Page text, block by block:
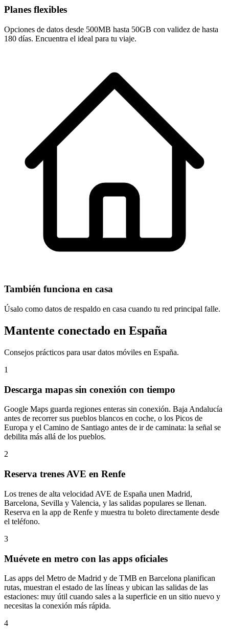
Planes flexibles
Opciones de datos desde 500MB hasta 50GB con validez de hasta
180 días. Encuentra el ideal para tu viaje.
También funciona en casa
Úsalo como datos de respaldo en casa cuando tu red principal falle.
Mantente conectado en España
Consejos prácticos para usar datos móviles en España.
1
Descarga mapas sin conexión con tiempo
Google Maps guarda regiones enteras sin conexión. Baja Andalucía
antes de recorrer sus pueblos blancos en coche, o los Picos de
Europa y el Camino de Santiago antes de ir de caminata: la señal se
debilita más allá de los pueblos.
2
Reserva trenes AVE en Renfe
Los trenes de alta velocidad AVE de España unen Madrid,
Barcelona, Sevilla y Valencia, y las salidas populares se llenan.
Reserva en la app de Renfe y muestra tu boleto directamente desde
el teléfono.
3
Muévete en metro con las apps oficiales
Las apps del Metro de Madrid y de TMB en Barcelona planifican
rutas, muestran el estado de las líneas y ubican las salidas de las
estaciones: muy útil cuando sales a la superficie en un sitio nuevo y
necesitas la conexión más rápida.
4